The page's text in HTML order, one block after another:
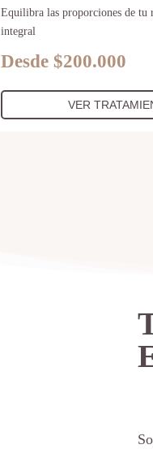
Equilibra las proporciones de tu
integral
Desde $200.000
VER